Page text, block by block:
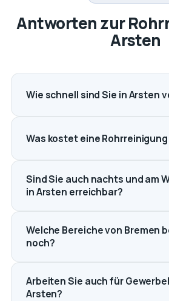
Antworten zur
Arsten
Wie schnell sind Sie in Arsten
Was kostet eine
Sind Sie auch nachts und am
in Arsten erreichbar?
Welche Bereiche von Bremen
noch?
Arbeiten Sie auch für
Arsten?